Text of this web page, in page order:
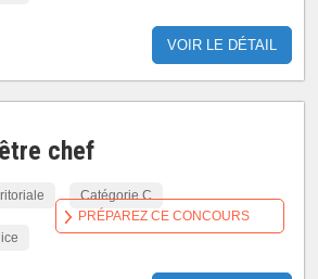
VOIR LE DÉTAIL
chef
Catégorie C
PRÉPAREZ CE CONCOURS